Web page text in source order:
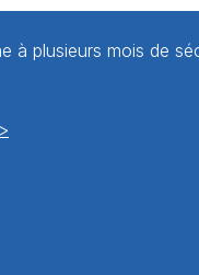
à plusieurs mois de